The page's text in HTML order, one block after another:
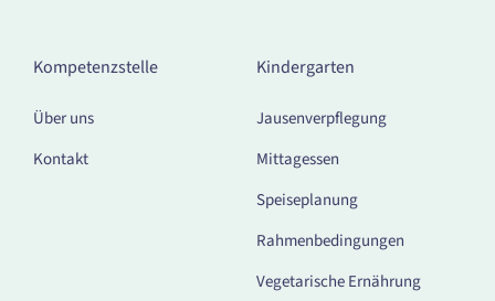
Kompetenzstelle
Über uns
Kontakt
Kindergarten
Jausenverpflegung
Mittagessen
Speiseplanung
Rahmenbedingungen
Vegetarische Ernährung